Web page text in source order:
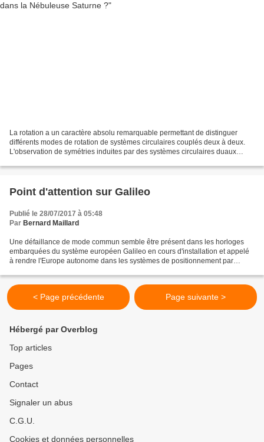
La rotation a un caractère absolu remarquable permettant de distinguer
différents modes de rotation de systèmes circulaires couplés deux à deux.
L'observation de symétries induites par des systèmes circulaires duaux
Point d'attention sur Galileo
Publié le 28/07/2017 à 05:48
Par Bernard Maillard
Une défaillance de mode commun semble être présent dans les horloges
embarquées du système européen Galileo en cours d'installation et appelé
à rendre l'Europe autonome dans les systèmes de positionnement par
defense/galileo-l-epidemie-mysterieuse-continue-de-se-propager-sur-les-
horloges-atomiques-en-panne-742369.html#xtor=EPR-2-[morning-
briefing]-20170703...
< Page précédente Page suivante >
Hébergé par Overblog
Top articles
Pages
Contact
Signaler un abus
C.G.U.
Cookies et données personnelles